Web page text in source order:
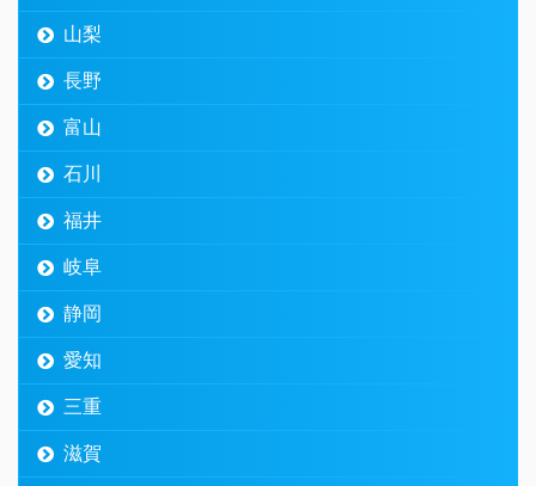
山梨
長野
富山
石川
福井
岐阜
静岡
愛知
三重
滋賀